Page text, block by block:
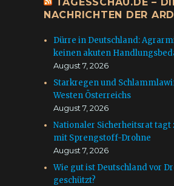
NACHRICHTEN DER ARD
Dürre in Deutschland:
keinen akuten
August 7, 2026
Starkregen und
Westen Österreichs
August 7, 2026
Nationaler Sicherheitsrat tagt
mit Sprengstoff-Drohne
August 7, 2026
Wie gut ist Deutschland vor
geschützt?